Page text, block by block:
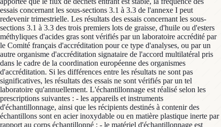
essais concernant les sous-sections 3.1 à 3.3 de l'annexe I peut
redevenir trimestrielle. Les résultats des essais concernant les sous-
sections 3.1 à 3.3 des trois premiers lots de graisse, d'huile ou d'esters
méthyliques d'acides gras sont vérifiés par un laboratoire accrédité par
le Comité français d'accréditation pour ce type d'analyses, ou par un
autre organisme d'accréditation signataire de l'accord multilatéral pris
dans le cadre de la coordination européenne des organismes
d'accréditation. Si les différences entre les résultats ne sont pas
significatives, les résultats des essais ne sont vérifiés par un tel
laboratoire qu'annuellement. L'échantillonnage est réalisé selon les
prescriptions suivantes : - les appareils et instruments
d'échantillonnage, ainsi que les récipients destinés à contenir des
échantillons sont en acier inoxydable ou en matière plastique inerte par
rapport au corps échantillonné ; - le matériel d'échantillonnage est